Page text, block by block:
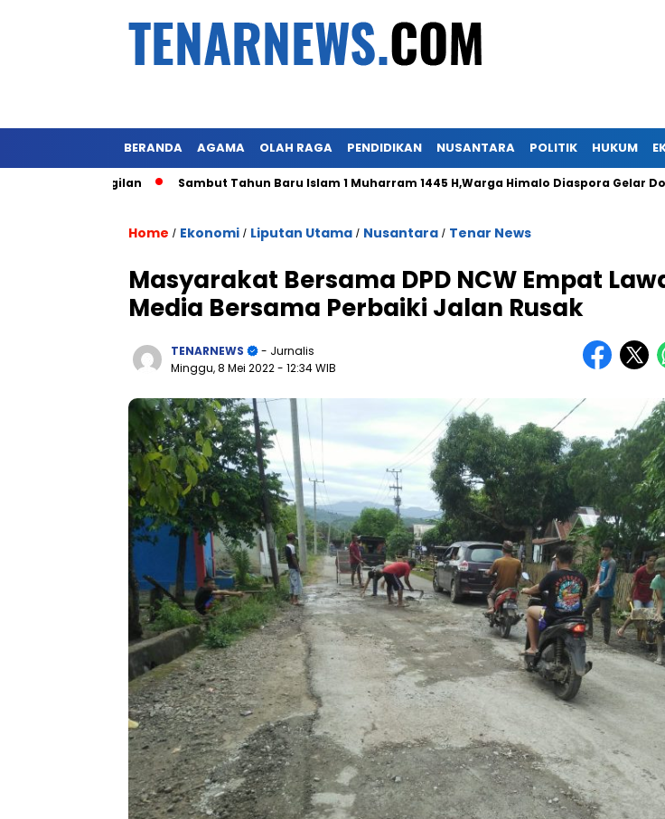
BERANDA AGAMA OLAH RAGA PENDIDIKAN NUSANTARA POLITIK HUKUM
Sambut Tahun Baru Islam 1 Muharram 1445 H,Warga Himalo Diaspora Gelar Doa
Home / Ekonomi / Liputan Utama / Nusantara / Tenar News
Masyarakat Bersama DPD NCW Empat
Media Bersama Perbaiki Jalan Rusak
TENARNEWS
- Jurnalis
Minggu, 8 Mei 2022- 12:34 WIB